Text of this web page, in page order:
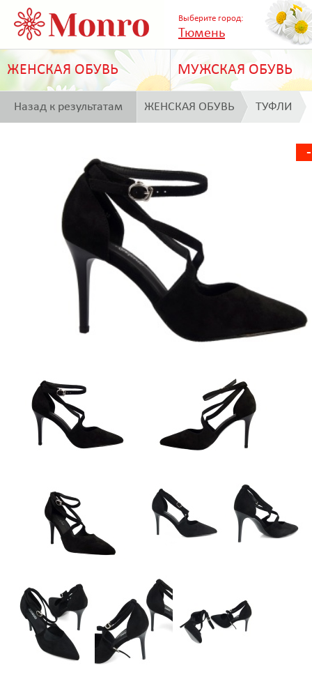
Выберите город:
Тюмень
ЖЕНСКАЯ ОБУВЬ МУЖСКАЯ ОБУВЬ
Назад к результатам ЖЕНСКАЯ ОБУВЬ ТУФЛИ